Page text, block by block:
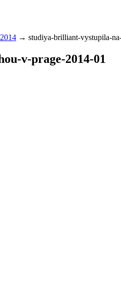
→ studiya-brilliant-vystupila-
v-prage-2014-01